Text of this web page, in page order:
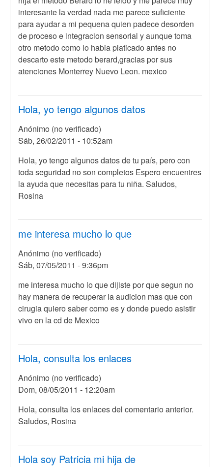
interesante la verdad nada me parece suficiente
para ayudar a mi pequena quien padece desorden
de proceso e integracion sensorial y aunque toma
otro metodo como lo habia platicado antes no
descarto este metodo berard,gracias por sus
atenciones Monterrey Nuevo Leon. mexico
Hola, yo tengo algunos datos
Anónimo (no verificado)
Sáb, 26/02/2011 - 10:52am
En
respuesta
a
Hola
algun
lugar
por
Anónimo
verificado)
Hola, yo tengo algunos datos de tu país, pero con
toda seguridad no son completos Espero encuentres
la ayuda que necesitas para tu niña. Saludos,
Rosina
me interesa mucho lo que
Anónimo (no verificado)
Sáb, 07/05/2011 - 9:36pm
En
respuesta
a
Hola,
creo
que
muy
por
(no
verificado)
me interesa mucho lo que dijiste por que segun no
hay manera de recuperar la audicion mas que con
cirugia quiero saber como es y donde puedo asistir
vivo en la cd de Mexico
Hola, consulta los enlaces
Anónimo (no verificado)
Dom, 08/05/2011 - 12:20am
En
respuesta
me
interesa
Hola, consulta los enlaces del comentario anterior.
Saludos, Rosina
Hola soy Patricia mi hija de